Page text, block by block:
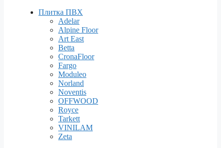
Плитка ПВХ
Adelar
Alpine Floor
Art East
Betta
CronaFloor
Fargo
Moduleo
Norland
Noventis
OFFWOOD
Royce
Tarkett
VINILAM
Zeta